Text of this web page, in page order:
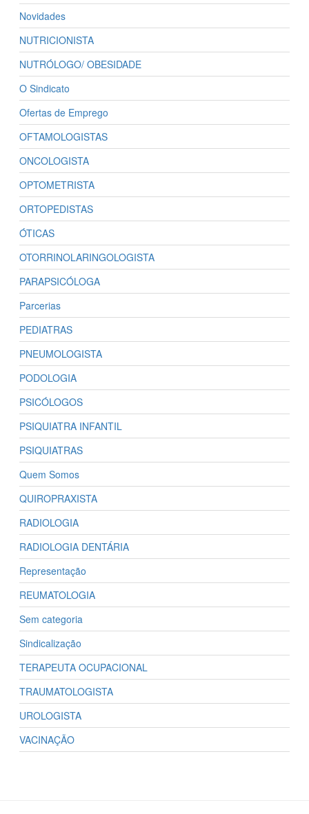
Novidades
NUTRICIONISTA
NUTRÓLOGO/ OBESIDADE
O Sindicato
Ofertas de Emprego
OFTAMOLOGISTAS
ONCOLOGISTA
OPTOMETRISTA
ORTOPEDISTAS
ÓTICAS
OTORRINOLARINGOLOGISTA
PARAPSICÓLOGA
Parcerias
PEDIATRAS
PNEUMOLOGISTA
PODOLOGIA
PSICÓLOGOS
PSIQUIATRA INFANTIL
PSIQUIATRAS
Quem Somos
QUIROPRAXISTA
RADIOLOGIA
RADIOLOGIA DENTÁRIA
Representação
REUMATOLOGIA
Sem categoria
Sindicalização
TERAPEUTA OCUPACIONAL
TRAUMATOLOGISTA
UROLOGISTA
VACINAÇÃO